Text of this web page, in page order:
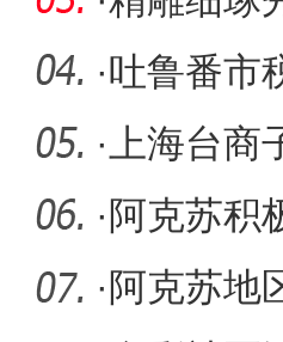
·吐鲁番市
业“向绿
·上海台商
访交流活
· 阿克苏积
· 阿克苏地